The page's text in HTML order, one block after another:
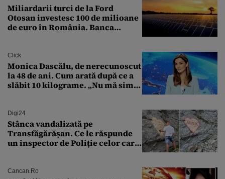
Miliardarii turci de la Ford
Otosan investesc 100 de milioane
de euro în România. Banca
Click
Monica Dascălu, de nerecunoscut
la 48 de ani. Cum arată după ce a
slăbit 10 kilograme. „Nu mă simt
Digi24
Stânca vandalizată pe
Transfăgărășan. Ce le răspunde
un inspector de Poliție celor care
Cancan.ro